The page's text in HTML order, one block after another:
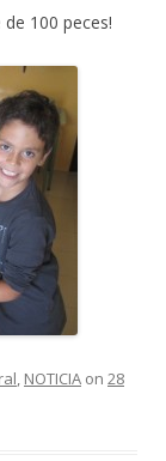
100 peces!
, NOTICIA on 28